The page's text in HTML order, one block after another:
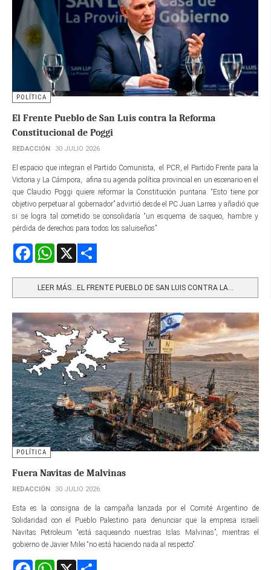
POLÍTICA
El Frente Pueblo de San Luis contra la Reforma
Constitucional de Poggi
REDACCIÓN 30 JULIO 2026
El espacio que integran el Partido Comunista, el PCR, el Partido Frente para la
Victoria y La Cámpora, afina su agenda política provincial en un escenario en el
que Claudio Poggi quiere reformar la Constitución puntana. “Esto tiene por
objetivo perpetuar al gobernador” advirtió desde el PC Juan Larrea y añadió que
si se logra tal cometido se consolidaría “un esquema de saqueo, hambre y
pérdida de derechos para todos los saluiseños”.
FacebookWhatsApp
LEER MÁS…EL FRENTE PUEBLO DE SAN LUIS CONTRA LA...
POLÍTICA
Fuera Navitas de Malvinas
REDACCIÓN 30 JULIO 2026
Esta es la consigna de la campaña lanzada por el Comité Argentino de
Solidaridad con el Pueblo Palestino para denunciar que la empresa israelí
Navitas Petroleum “está saqueando nuestras Islas Malvinas”, mientras el
gobierno de Javier Milei “no está haciendo nada al respecto”.
FacebookWhatsApp